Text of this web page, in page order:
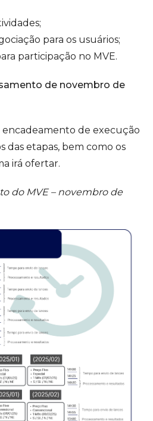
para os usuários;
participação no MVE.
de novembro de
encadeamento de execução
das etapas, bem como os
irá ofertar.
do MVE – novembro de